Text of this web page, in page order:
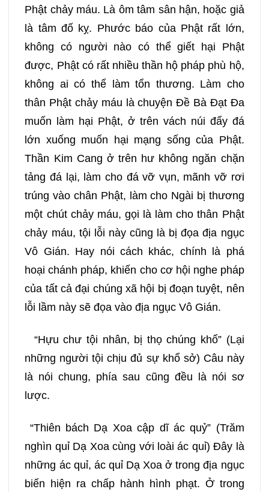
Phật chảy máu. Là ôm tâm sân hận, hoặc giả
là tâm đố kỵ. Phước báo của Phật rất lớn,
không có người nào có thể giết hại Phật
được, Phật có rất nhiều thần hộ pháp phù hộ,
không ai có thể làm tổn thương. Làm cho
thân Phật chảy máu là chuyện Đề Bà Đạt Đa
muốn làm hại Phật, ở trên vách núi đẩy đá
lớn xuống muốn hại mạng sống của Phật.
Thần Kim Cang ở trên hư không ngăn chặn
tảng đá lại, làm cho đá vỡ vụn, mãnh vỡ rơi
trúng vào chân Phật, làm cho Ngài bị thương
một chút chảy máu, gọi là làm cho thân Phật
chảy máu, tội lỗi này cũng là bị đọa địa ngục
Vô Gián. Hay nói cách khác, chính là phá
hoại chánh pháp, khiến cho cơ hội nghe pháp
của tất cả đại chúng xã hội bị đoạn tuyệt, nên
lỗi lầm này sẽ đọa vào địa ngục Vô Gián.
“Hựu chư tội nhân, bị thọ chúng khổ” (Lại
những người tội chịu đủ sự khổ sở) Câu này
là nói chung, phía sau cũng đều là nói sơ
lược.
“Thiên bách Dạ Xoa cập dĩ ác quỷ” (Trăm
nghìn quỉ Dạ Xoa cùng với loài ác quỉ) Đây là
những ác quỉ, ác quỉ Dạ Xoa ở trong địa ngục
biến hiện ra chấp hành hình phạt. Ở trong